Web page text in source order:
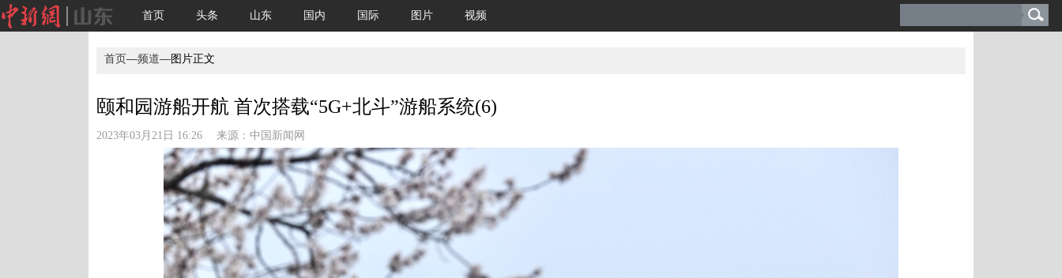
首页 头条 山东 国内 国际 图片 视频
首页—频道—图片正文
颐和园游船开航 首次搭载“5G+北斗”游船系统(6)
2023年03月21日 16:26 来源： 中国新闻网